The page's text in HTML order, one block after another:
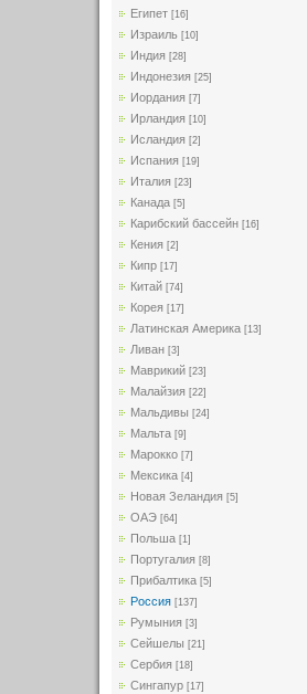
Египет [16]
Израиль [10]
Индия [28]
Индонезия [25]
Иордания [7]
Ирландия [10]
Исландия [2]
Испания [19]
Италия [23]
Канада [5]
Карибский бассейн [16]
Кения [2]
Кипр [17]
Китай [74]
Корея [17]
Латинская Америка [13]
Ливан [3]
Маврикий [23]
Малайзия [22]
Мальдивы [24]
Мальта [9]
Марокко [7]
Мексика [4]
Новая Зеландия [5]
ОАЭ [64]
Польша [1]
Португалия [8]
Прибалтика [5]
Россия [137]
Румыния [3]
Сейшелы [21]
Сербия [18]
Сингапур [17]